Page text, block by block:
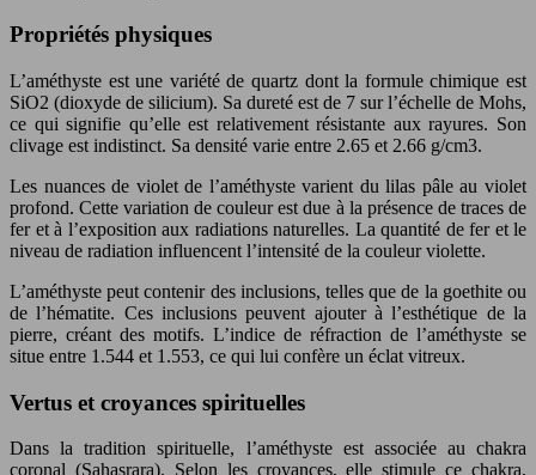
Propriétés physiques
L’améthyste est une variété de quartz dont la formule chimique est
SiO2 (dioxyde de silicium). Sa dureté est de 7 sur l’échelle de Mohs,
ce qui signifie qu’elle est relativement résistante aux rayures. Son
clivage est indistinct. Sa densité varie entre 2.65 et 2.66 g/cm3.
Les nuances de violet de l’améthyste varient du lilas pâle au violet
profond. Cette variation de couleur est due à la présence de traces de
fer et à l’exposition aux radiations naturelles. La quantité de fer et le
niveau de radiation influencent l’intensité de la couleur violette.
L’améthyste peut contenir des inclusions, telles que de la goethite ou
de l’hématite. Ces inclusions peuvent ajouter à l’esthétique de la
pierre, créant des motifs. L’indice de réfraction de l’améthyste se
situe entre 1.544 et 1.553, ce qui lui confère un éclat vitreux.
Vertus et croyances spirituelles
Dans la tradition spirituelle, l’améthyste est associée au chakra
coronal (Sahasrara). Selon les croyances, elle stimule ce chakra,